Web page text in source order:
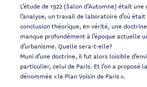
L’étude de 1922 (Salon d’Automne) était
l’analyse, un travail de laboratoire d’où
conclusion théorique, en vérité, une
manque profondément à l’époque actuelle
d’urbanisme. Quelle sera-t-elle?
Muni d’une doctrine, il fut alors loisible
particulier, celui de Paris. Et l’on a proposé
dénommée « le Plan Voisin de Paris ».